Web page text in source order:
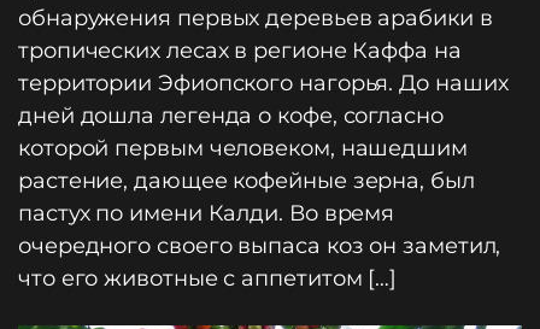
обнаружения первых деревьев арабики в
тропических лесах в регионе Каффа на
территории Эфиопского нагорья. До наших
дней дошла легенда о кофе, согласно
которой первым человеком, нашедшим
растение, дающее кофейные зерна, был
пастух по имени Калди. Во время
очередного своего выпаса коз он заметил,
что его животные с аппетитом […]